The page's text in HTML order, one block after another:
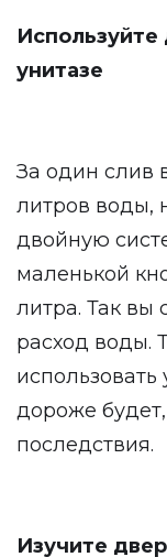
Используйте
унитазе
За один слив
литров воды,
двойную
маленькой
литра. Так вы
расход воды.
использовать
дороже
последствия.
Изучите